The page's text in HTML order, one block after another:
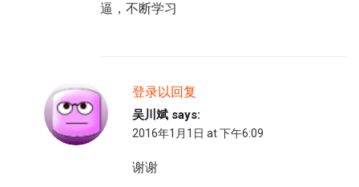
逼，不断学习
登录以回复
吴川斌 says:
2016年1月1日 at 下午6:09
谢谢